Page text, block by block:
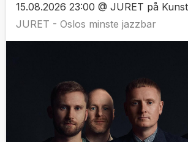
15.08.2026 23:00 @ JURET på
JURET - Oslos minste jazzbar